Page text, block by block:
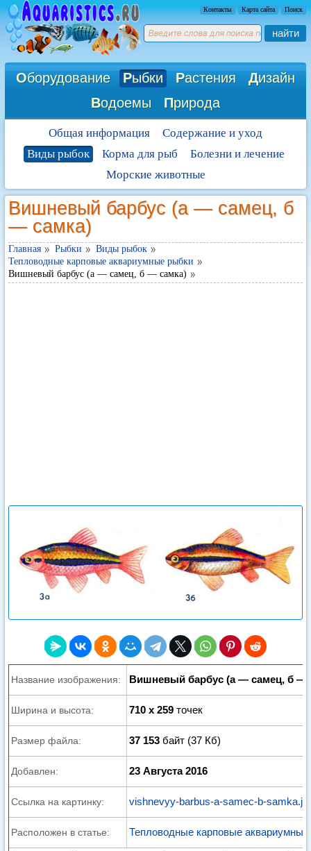
Контакты Карта сайта Поиск
найти
Оборудование Рыбки Растения Дизайн
Водоемы Природа
Общая информация
Содержание и уход
Виды рыбок
Корма для рыб
Болезни и лечение
Морские животные
Вишневый барбус (а — самец, б
— самка)
Главная Рыбки
Виды рыбок
Тепловодные карповые аквариумные рыбки
Вишневый барбус (а — самец, б — самка)
Название изображения: Вишневый барбус (а — самец, б —
Ширина и высота: 710 x 259 точек
Размер файла: 37 153 байт (37 Кб)
Добавлен: 23 Августа 2016
Ссылка на картинку: vishnevyy-barbus-a-samec-b-
Расположен в статье: Тепловодные карповые